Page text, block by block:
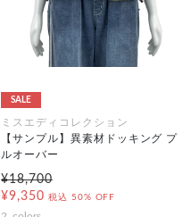
SALE
ミスエディコレクション
【サンプル】異素材ドッキング プ
ルオーバー
¥18,700
¥9,350 税込 50% OFF